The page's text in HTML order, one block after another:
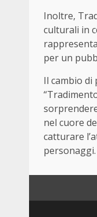
Inoltre,
culturali in
per un
Il cambio
nel cuore
catturare
personaggi.